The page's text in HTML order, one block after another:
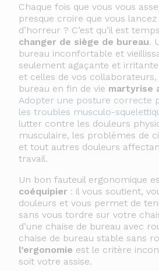
Chaque fois que vous vous
presque croire que vous lancez
d’horreur ? C’est qu’il est
changer de siège de bureau.
bureau inconfortable et
seulement agaçante et
et celles de vos collaborateurs,
bureau en fin de vie martyrise
Adopter une posture correcte
les troubles musculo-
lutter contre les douleurs
musculaire, les problèmes de
et tout autres douleurs
travail.
Un bon fauteuil ergonomique
coéquipier : il vous soutient,
douleurs et vous permet de
sans vous tordre sur votre
d’une chaise de bureau avec
chaise de bureau stable sans
l’ergonomie est le critère
soit votre assise.